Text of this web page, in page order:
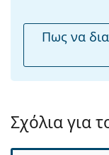
άρθρωση:
Αξεσουάρ
Πανί
καθαρισμού:
Πως να
Σχόλια για